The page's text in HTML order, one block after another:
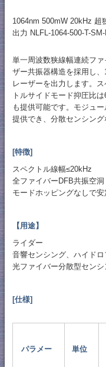
1064nm 500mW 20kHz 超
出力 NLFL-1064-500-T-SM-
単一周波数狭線幅連続フ
ザー共振器構造を採用し
レーザーを出力します。
トルサイドモード抑圧比
も提供可能です。モジュ
提供でき、分散センシング
[特徴]
スペクトル線幅≤20kHz
全ファイバーDFB共振空洞
モードホッピングなしで
【用途】
ライダー
音響センシング、ハイドロ
光ファイバー分散型センシ
[仕様]
パラメー 単位